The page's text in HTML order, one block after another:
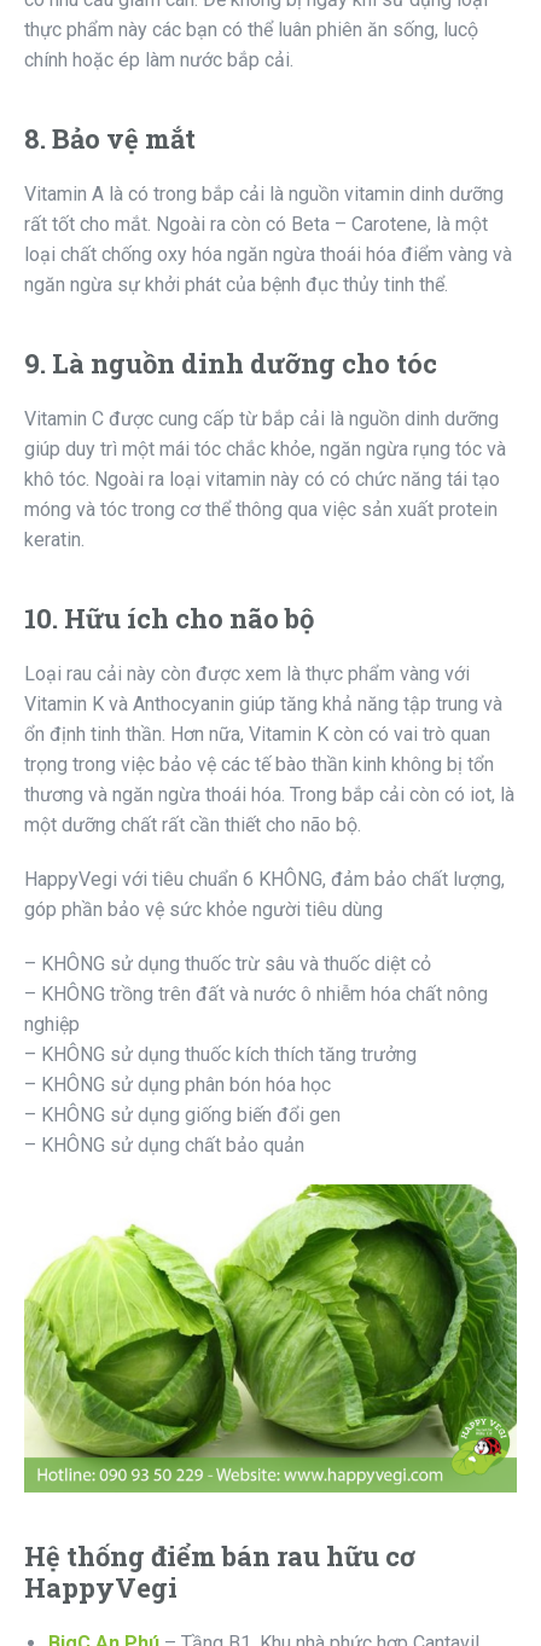
thực phẩm này các bạn có thể luân phiên ăn sống, lucộ
chính hoặc ép làm nước bắp cải.
8. Bảo vệ mắt
Vitamin A là có trong bắp cải là nguồn vitamin dinh dưỡng
rất tốt cho mắt. Ngoài ra còn có Beta – Carotene, là một
loại chất chống oxy hóa ngăn ngừa thoái hóa điểm vàng và
ngăn ngừa sự khởi phát của bệnh đục thủy tinh thể.
9. Là nguồn dinh dưỡng cho tóc
Vitamin C được cung cấp từ bắp cải là nguồn dinh dưỡng
giúp duy trì một mái tóc chắc khỏe, ngăn ngừa rụng tóc và
khô tóc. Ngoài ra loại vitamin này có có chức năng tái tạo
móng và tóc trong cơ thể thông qua việc sản xuất protein
keratin.
10. Hữu ích cho não bộ
Loại rau cải này còn được xem là thực phẩm vàng với
Vitamin K và Anthocyanin giúp tăng khả năng tập trung và
ổn định tinh thần. Hơn nữa, Vitamin K còn có vai trò quan
trọng trong việc bảo vệ các tế bào thần kinh không bị tổn
thương và ngăn ngừa thoái hóa. Trong bắp cải còn có iot, là
một dưỡng chất rất cần thiết cho não bộ.
HappyVegi với tiêu chuẩn 6 KHÔNG, đảm bảo chất lượng,
góp phần bảo vệ sức khỏe người tiêu dùng
– KHÔNG sử dụng thuốc trừ sâu và thuốc diệt cỏ
– KHÔNG trồng trên đất và nước ô nhiễm hóa chất nông
nghiệp
– KHÔNG sử dụng thuốc kích thích tăng trưởng
– KHÔNG sử dụng phân bón hóa học
– KHÔNG sử dụng giống biến đổi gen
– KHÔNG sử dụng chất bảo quản
Hệ thống điểm bán rau hữu cơ
HappyVegi